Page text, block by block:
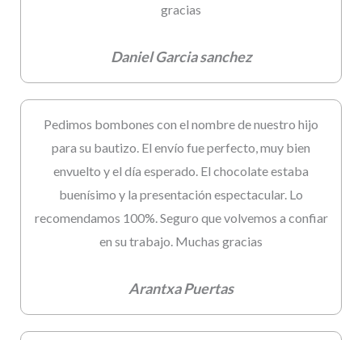
gracias
Daniel Garcia sanchez
Pedimos bombones con el nombre de nuestro hijo
para su bautizo. El envío fue perfecto, muy bien
envuelto y el día esperado. El chocolate estaba
buenísimo y la presentación espectacular. Lo
recomendamos 100%. Seguro que volvemos a confiar
en su trabajo. Muchas gracias
Arantxa Puertas